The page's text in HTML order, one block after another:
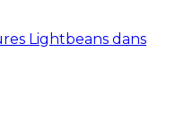
Lightbeans dans